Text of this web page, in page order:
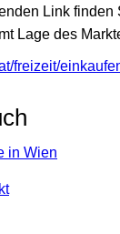
Link
Lage des
freizeit/
in Wien